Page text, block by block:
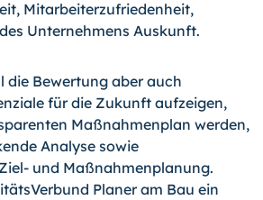
Mitarbeiterzufriedenheit,
Unternehmens Auskunft.
die Bewertung aber auch
für die Zukunft aufzeigen,
Maßnahmenplan werden,
Analyse sowie
und Maßnahmenplanung.
Planer am Bau ein